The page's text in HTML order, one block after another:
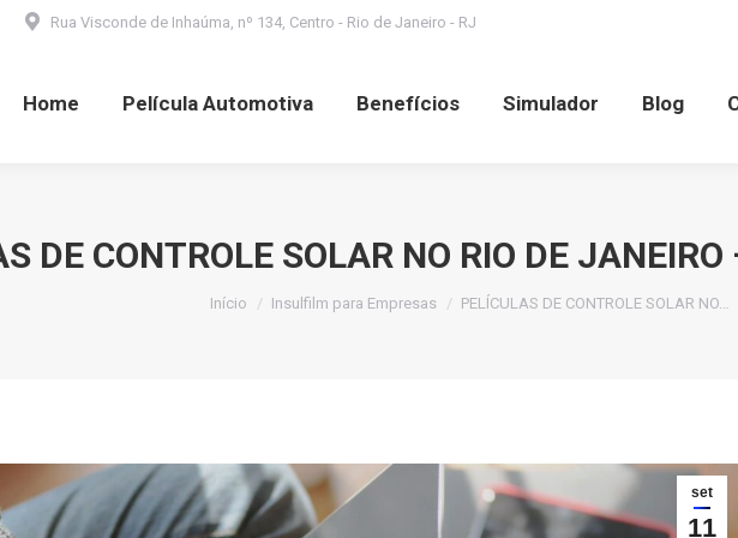
Rua Visconde de Inhaúma, nº 134, Centro - Rio de Janeiro - RJ
Home Película Automotiva Benefícios Simulador Blog
DE CONTROLE SOLAR NO RIO DE
Você está aqui:
Início Insulfilm para Empresas PELÍCULAS DE CONTROLE SOLAR NO…
set
11
Película Automotiva